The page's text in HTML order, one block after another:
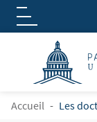
Aller au contenu
Logo
FIL D'ARIANE
Accueil Les